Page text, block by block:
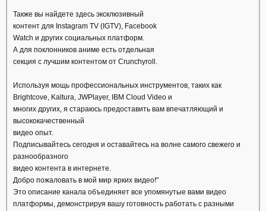
Также вы найдете здесь эксклюзивный
контент для Instagram TV (IGTV), Facebook
Watch и других социальных платформ.
А для поклонников аниме есть отдельная
секция с лучшим контентом от Crunchyroll.
Используя мощь профессиональных инструментов, таких как
Brightcove, Kaltura, JWPlayer, IBM Cloud Video и
многих других, я стараюсь предоставить вам впечатляющий и
высококачественный
видео опыт.
Подписывайтесь сегодня и оставайтесь на волне самого свежего и
разнообразного
видео контента в интернете.
Добро пожаловать в мой мир ярких видео!"
Это описание канала объединяет все упомянутые вами видео
платформы, демонстрируя вашу готовность работать с разными